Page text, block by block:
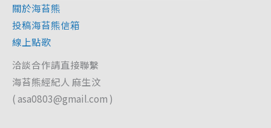
關於海苔熊
投稿海苔熊信箱
線上點歌
洽談合作請直接聯繫
海苔熊經紀人 麻生汶
(asa0803@gmail.com )